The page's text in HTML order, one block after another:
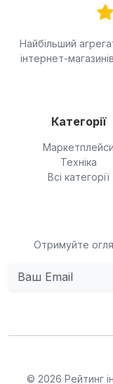
Найбільший
інтернет-
Категорії
Маркетплейси
Техніка
Всі категорії
Отримуйте
© 2026 Рейтинг